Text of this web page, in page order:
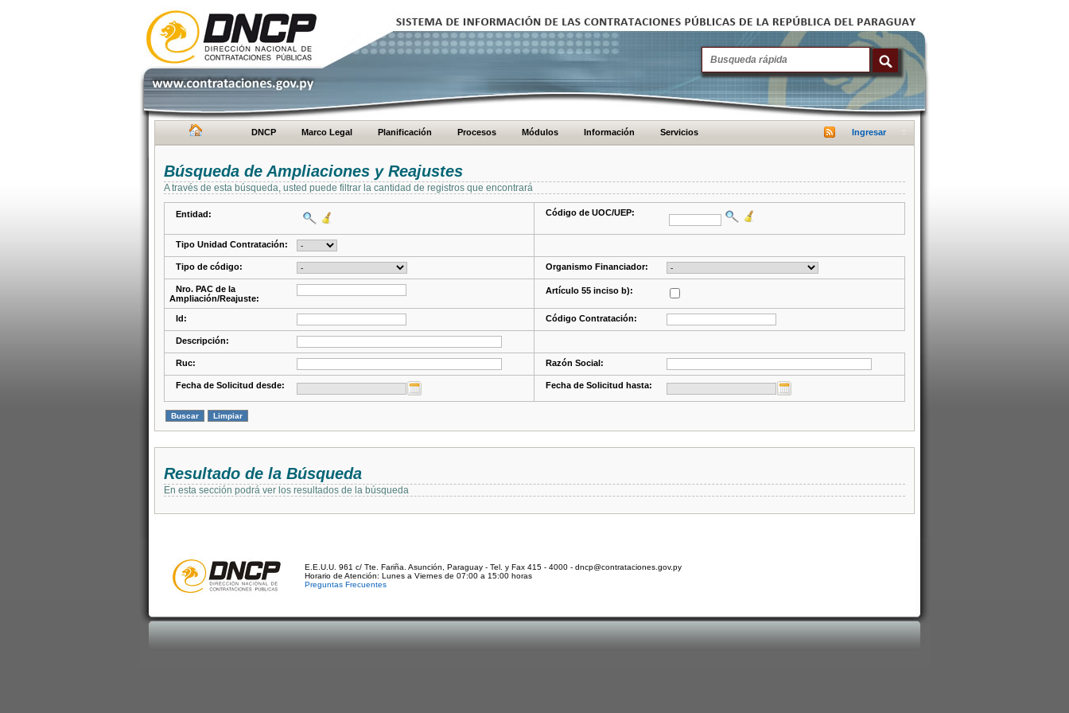
DNCP Marco Legal Planificación Procesos Módulos Información Servicios Ingresar
Búsqueda de Ampliaciones y Reajustes
A través de esta búsqueda, usted puede filtrar la cantidad de registros que encontrará
Entidad: Código de UOC/UEP:
Tipo Unidad Contratación:
Tipo de código: Organismo Financiador:
Nro. PAC de la
Ampliación/Reajuste:
Artículo 55 inciso b):
Id: Código Contratación:
Descripción:
Ruc: Razón Social:
Fecha de Solicitud desde: Fecha de Solicitud hasta:
Resultado de la Búsqueda
En esta sección podrá ver los resultados de la búsqueda
E.E.U.U. 961 c/ Tte. Fariña. Asunción, Paraguay - Tel. y Fax 415 - 4000 - dncp@contrataciones.gov.py
Horario de Atención: Lunes a Viernes de 07:00 a 15:00 horas
Preguntas Frecuentes